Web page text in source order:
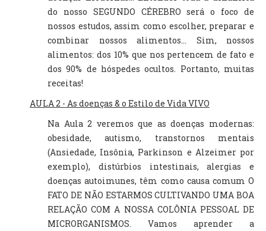
do nosso SEGUNDO CÉREBRO será o foco de
nossos estudos, assim como escolher, preparar e
combinar nossos alimentos... Sim, nossos
alimentos: dos 10% que nos pertencem de fato e
dos 90% de hóspedes ocultos. Portanto, muitas
receitas!
AULA 2 - As doenças & o Estilo de Vida VIVO
Na Aula 2 veremos que as doenças modernas:
obesidade, autismo, transtornos mentais
(Ansiedade, Insônia, Parkinson e Alzeimer por
exemplo), distúrbios intestinais, alergias e
doenças autoimunes, têm como causa comum O
FATO DE NÃO ESTARMOS CULTIVANDO UMA BOA
RELAÇÃO COM A NOSSA COLÔNIA PESSOAL DE
MICRORGANISMOS. Vamos aprender a